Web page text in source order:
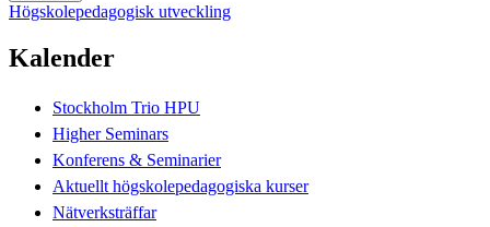
Högskolepedagogisk utveckling
Kalender
Stockholm Trio HPU
Higher Seminars
Konferens & Seminarier
Aktuellt högskolepedagogiska kurser
Nätverksträffar